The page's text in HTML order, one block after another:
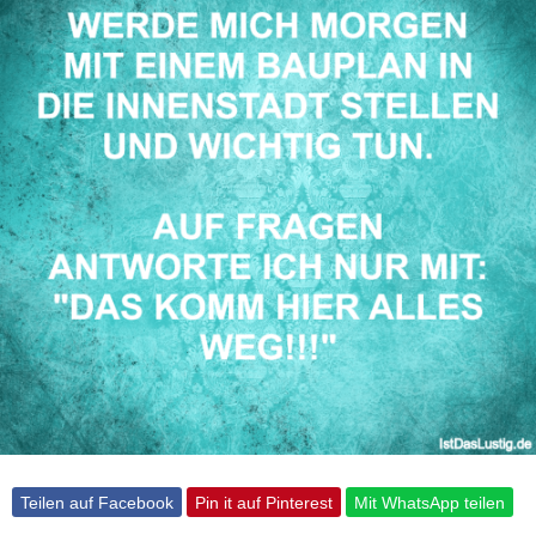
Teilen auf Facebook Pin it auf Pinterest Mit WhatsApp teilen